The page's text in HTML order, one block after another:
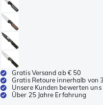
Gratis Versand ab € 50
Gratis Retoure innerhalb von
Unsere Kunden bewerten
Über 25 Jahre Erfahrung